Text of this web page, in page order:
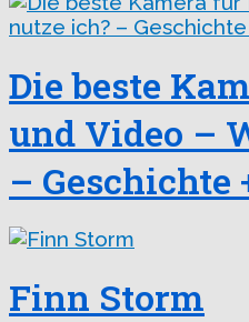
Die beste
und Video –
– Geschichte
Finn Storm